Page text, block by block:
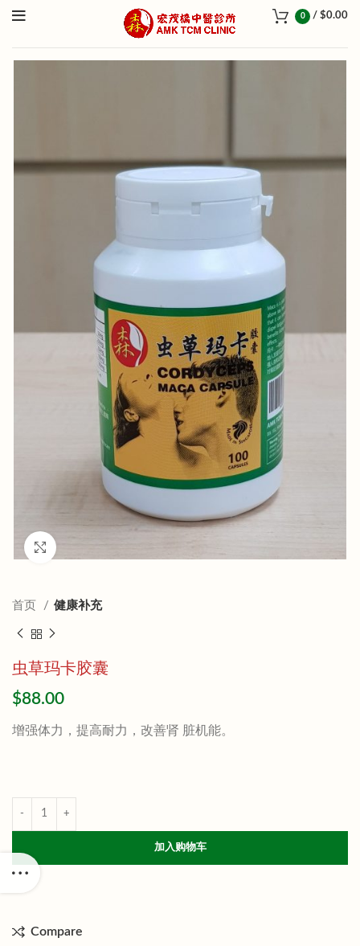
0 / $0.00
首页 健康补充
虫草玛卡胶囊
$88.00
增强体力，提高耐力，改善肾 脏机能。
加入购物车
Compare